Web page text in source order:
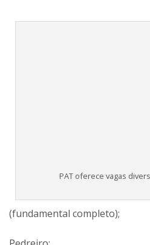
(segundo grau completo,
Ajudante de Pedreiro;